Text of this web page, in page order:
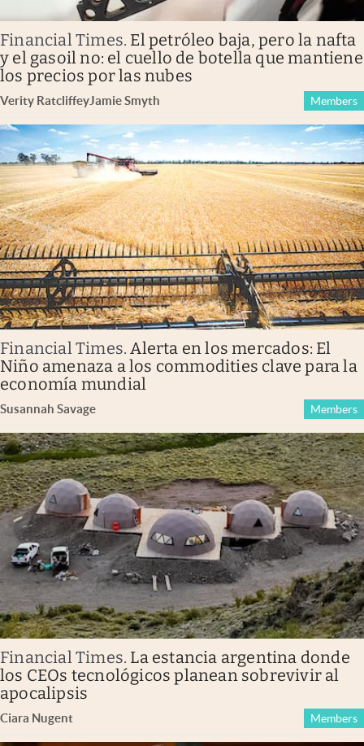
Financial Times. El petróleo baja, pero la nafta
y el gasoil no: el cuello de botella que mantiene
los precios por las nubes
Verity RatcliffeyJamie Smyth Members
Financial Times.Alerta en los mercados: El
Niño amenaza a los commodities clave para la
economía mundial
Susannah Savage Members
Financial Times. La estancia argentina donde
los CEOs tecnológicos planean sobrevivir al
apocalipsis
Ciara Nugent Members